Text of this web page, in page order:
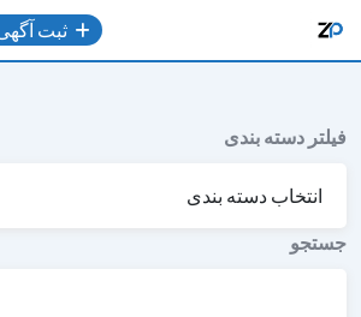
محتوا
ثبت
فیلتر دسته بندی
جستجو